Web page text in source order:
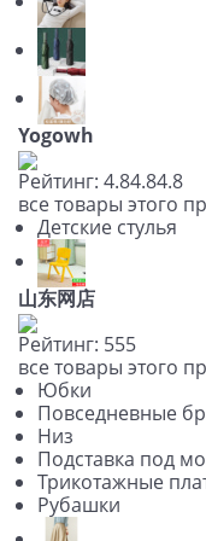
Yogowh
Рейтинг: 4.84.84.8
все товары этого
Детские стулья
山东网店
Рейтинг: 555
все товары этого
Юбки
Повседневные
Низ
Подставка под
Трикотажные
Рубашки